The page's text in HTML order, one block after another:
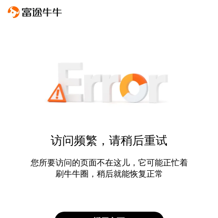
访问频繁，请稍后重试
您所要访问的页面不在这儿，它可能正忙着
刷牛牛圈，稍后就能恢复正常